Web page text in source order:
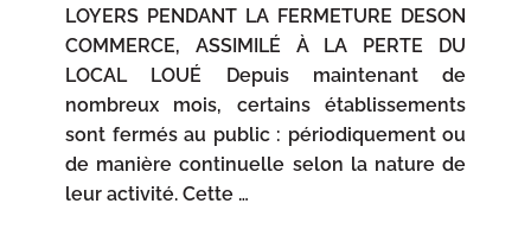
LOYERS PENDANT LA FERMETURE DESON
COMMERCE, ASSIMILÉ À LA PERTE DU
LOCAL LOUÉ Depuis maintenant de
nombreux mois, certains établissements
sont fermés au public : périodiquement ou
de manière continuelle selon la nature de
leur activité. Cette …